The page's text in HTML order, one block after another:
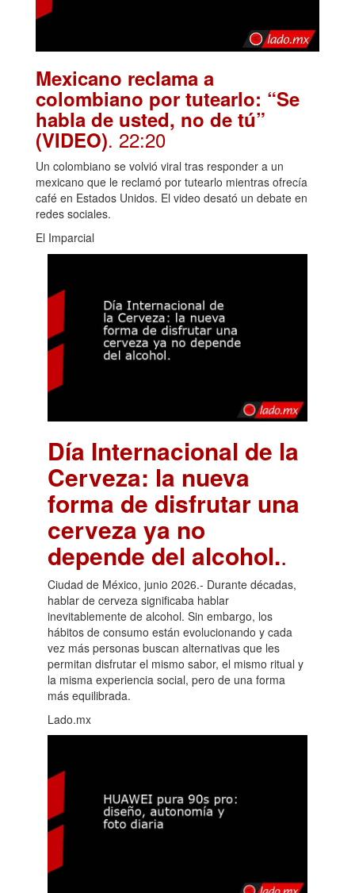
Mexicano reclama a
colombiano por tutearlo: “Se
habla de usted, no de tú”
(VIDEO). 22:20
Un colombiano se volvió viral tras responder a un
mexicano que le reclamó por tutearlo mientras ofrecía
café en Estados Unidos. El video desató un debate en
redes sociales.
El Imparcial
Día Internacional de la
Cerveza: la nueva
forma de disfrutar una
cerveza ya no
depende del alcohol..
Ciudad de México, junio 2026.- Durante décadas,
hablar de cerveza significaba hablar
inevitablemente de alcohol. Sin embargo, los
hábitos de consumo están evolucionando y cada
vez más personas buscan alternativas que les
permitan disfrutar el mismo sabor, el mismo ritual y
la misma experiencia social, pero de una forma
más equilibrada.
Lado.mx